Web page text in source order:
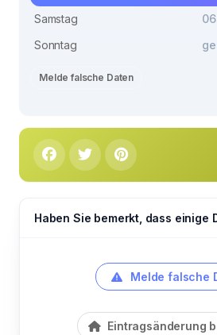
Samstag
Sonntag
Melde falsche Daten
Haben Sie bemerkt, dass einige
Melde falsche
Eintragsänderung